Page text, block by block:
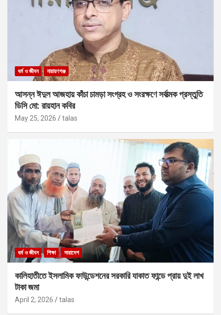
ধর্ম ও জীবন নারায়ণগঞ্জ
আসন্ন ঈদুল আজহায় কাঁচা চামড়া সংগ্রহ ও সংরক্ষণে সর্বাত্মক প্রস্তুতি
ডিসি মো: রায়হান কবির
May 25, 2026 talas
ধর্ম ও জীবন শিক্ষা সারাদেশ
কালিহাতীতে ইসলামিক ফাউন্ডেশনের সরকারি যাকাত ফান্ডে প্রায় দুই লাখ
টাকা জমা
April 2, 2026 talas